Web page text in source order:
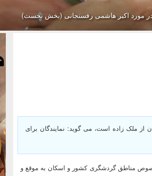
مورد اکبر هاشمی رفسنجانی (بخش نخست)
از ملک زاده است‌، می گوید: نمایندگان برای
خصوص مناطق گردشگری کشور و اسکان به موقع و